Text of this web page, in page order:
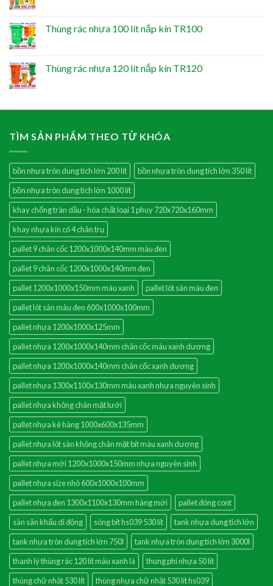
Thùng rác nhựa 100 lít nắp kín TR100
Thùng rác nhựa 120 lít nắp kín TR120
TÌM SẢN PHẨM THEO TỪ KHÓA
bồn nhựa tròn dung tích lớn 200 lít
bồn nhựa tròn dung tích lớn 350 lít
bồn nhựa tròn dung tích lớn 1000 lít
khay chống tràn dầu - hóa chất loại 1 phuy 720x720x160mm
khay nhựa kín có 4 chân trụ
pallet 9 chân cốc 1200x1000x140mm màu đen
pallet 9 chân cốc 1200x1000x140mm đen
pallet 1200x1000x150mm màu xanh
pallet lót sàn màu đen
pallet lót sàn màu đen 600x1000x100mm
pallet nhựa 1200x1000x125mm
pallet nhựa 1200x1000x140mm chân cốc màu xanh dương
pallet nhựa 1200x1000x140mm chân cốc xanh dương
pallet nhựa 1300x1100x130mm màu xanh nhựa nguyên sinh
pallet nhựa không chân mặt lưới
pallet nhựa kê hàng 1000x600x135mm
pallet nhựa lót sàn không chân mặt bít màu xanh dương
pallet nhựa mới 1200x1000x150mm nhựa nguyên sinh
pallet nhựa size nhỏ 600x1000x100mm
pallet nhựa đen 1300x1100x130mm hàng mới
pallet đóng cont
sàn sân khấu di động
sóng bít hs039 530 lít
tank nhựa dung tích lớn
tank nhựa tròn dung tích lớn 750l
tank nhựa tròn dung tích lớn 3000l
thanh lý thùng rác 120 lít màu xanh lá
thung phi nhựa 50 lít
thùng chữ nhật 530 lít
thùng nhựa chữ nhật 530 lít hs039